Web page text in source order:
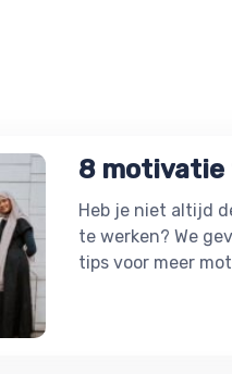
8 motivatie
Heb je niet altijd
te werken? We
tips voor meer